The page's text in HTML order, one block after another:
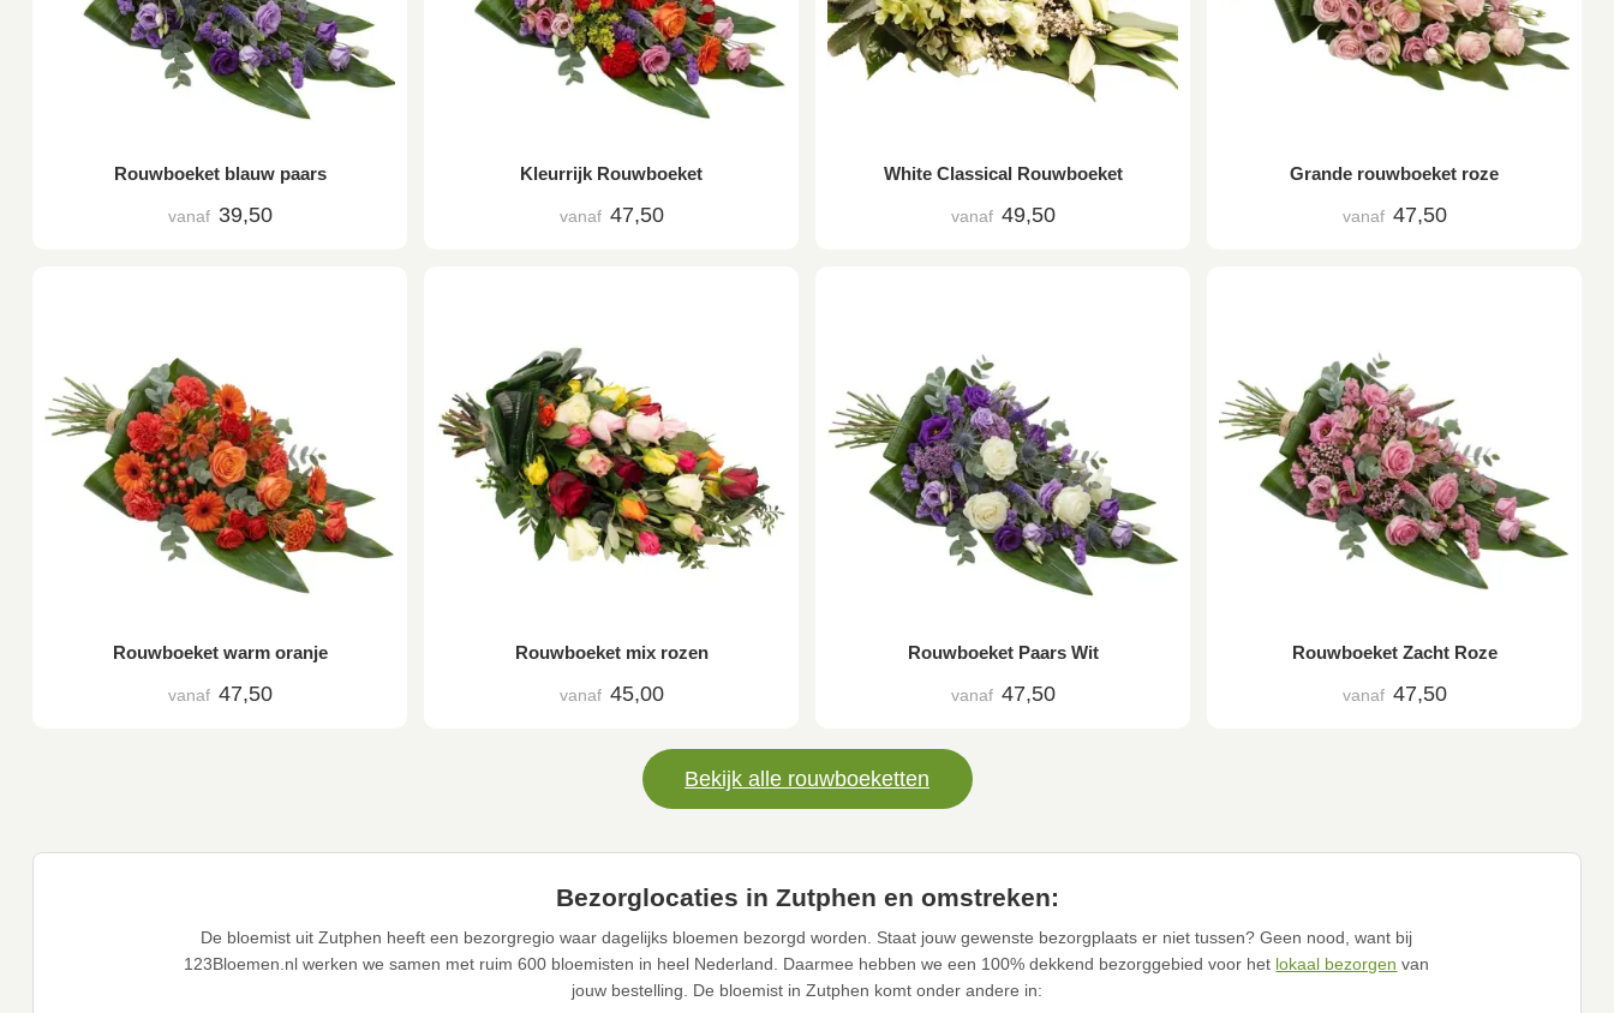
Rouwboeket blauw paars
vanaf 39,50
Kleurrijk Rouwboeket
vanaf 47,50
White Classical Rouwboeket
vanaf 49,50
Grande rouwboeket roze
vanaf 47,50
Rouwboeket warm oranje
vanaf 47,50
Rouwboeket mix rozen
vanaf 45,00
Rouwboeket Paars Wit
vanaf 47,50
Rouwboeket Zacht Roze
vanaf 47,50
Bekijk alle rouwboeketten
Bezorglocaties in Zutphen en omstreken:
De bloemist uit Zutphen heeft een bezorgregio waar dagelijks bloemen bezorgd worden. Staat jouw gewenste bezorgplaats er niet tussen? Geen nood, want bij
123Bloemen.nl werken we samen met ruim 600 bloemisten in heel Nederland. Daarmee hebben we een 100% dekkend bezorggebied voor het lokaal bezorgen van
jouw bestelling. De bloemist in Zutphen komt onder andere in: